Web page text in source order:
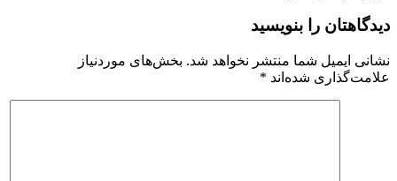
دیدگاهتان را بنویسید
نشانی ایمیل شما منتشر نخواهد شد. بخش‌های موردنیاز
علامت‌گذاری شده‌اند *